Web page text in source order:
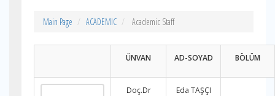
Main Page ACADEMIC Academic Staff
ÜNVAN AD-SOYAD BÖLÜM
Doç.Dr Eda TAŞÇI